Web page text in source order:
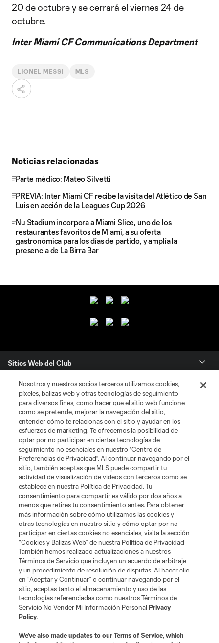
20 de octubre y se cerrará el viernes 24 de
octubre.
Inter Miami CF Communications Department
LIONEL MESSI MLS
Noticias relacionadas
Parte médico: Mateo Silvetti
PREVIA: Inter Miami CF recibe la visita del Atlético de San
Luis en acción de la Leagues Cup 2026
Nu Stadium incorpora a Miami Slice, uno de los
restaurantes favoritos de Miami, a su oferta
gastronómica para los días de partido, y amplía la
presencia de La Birra Bar
Sitios Web del Club
Club
Tickets
News
MLSSOCCER.COM
Terminos de servicio
Politica de privacidad
Do Not Sell or Share My Personal Information
Cookies Settings
©2026 MLS. The Major League Soccer and MLS name and shield are
registered trademarks of Major League Soccer, L.L.C. (“MLS”). The names
and logos of MLS teams are registered and/or common law trademarks of
MLS or are used with the permission of their owners. Any unauthorized use
is forbidden.
Nosotros y nuestros socios terceros utilizamos cookies,
píxeles, balizas web y otras tecnologías de seguimiento
para diversos fines, como hacer que el sitio web funcione
como se pretende, mejorar la navegación del sitio,
entender cómo te relacionas con el sitio y ayudar en los
esfuerzos de marketing. Te ofrecemos la posibilidad de
optar por no participar en ciertas tecnologías de
seguimiento no esenciales en nuestro "Centro de
Preferencias de Privacidad". Al continuar navegando por el
sitio, también aceptas que MLS puede compartir tu
actividad de visualización de videos con terceros como se
establece en nuestra Política de Privacidad. Tu
consentimiento para compartir es válido por dos años a
menos que retires tu consentimiento antes. Para obtener
más información sobre cómo utilizamos las cookies y
otras tecnologías en nuestro sitio y cómo optar por no
participar en ciertas cookies no esenciales, visita la sección
“Cookies y Balizas Web” de nuestra Política de Privacidad
También hemos realizado actualizaciones a nuestros
Términos de Servicio que incluyen un acuerdo de arbitraje
y un procedimiento de resolución de disputas. Al hacer clic
en “Aceptar y Continuar” o continuar navegando por el
sitio, aceptas tanto el almacenamiento y uso de las
tecnologías referenciadas como nuestros Términos de
Servicio No Vender Mi Información PersonalPrivacy
Policy.
We’ve also made updates to ourTerms of Service, which